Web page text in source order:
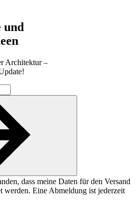
und
Architektur –
dass meine Daten für den Versand
werden. Eine Abmeldung ist jederzeit